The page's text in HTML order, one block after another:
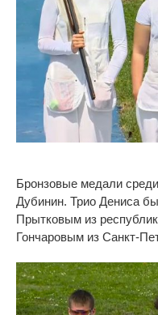
Бронзовые медали
Дубинин. Трио Дениса
Прытковым из
Гончаровым из Санкт-